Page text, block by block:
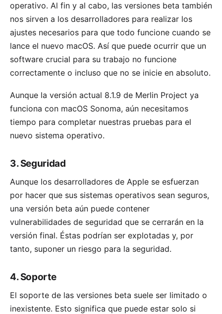
operativo. Al fin y al cabo, las versiones beta también
nos sirven a los desarrolladores para realizar los
ajustes necesarios para que todo funcione cuando se
lance el nuevo macOS. Así que puede ocurrir que un
software crucial para su trabajo no funcione
correctamente o incluso que no se inicie en absoluto.
Aunque la versión actual 8.1.9 de Merlin Project ya
funciona con macOS Sonoma, aún necesitamos
tiempo para completar nuestras pruebas para el
nuevo sistema operativo.
3. Seguridad
Aunque los desarrolladores de Apple se esfuerzan
por hacer que sus sistemas operativos sean seguros,
una versión beta aún puede contener
vulnerabilidades de seguridad que se cerrarán en la
versión final. Éstas podrían ser explotadas y, por
tanto, suponer un riesgo para la seguridad.
4. Soporte
El soporte de las versiones beta suele ser limitado o
inexistente. Esto significa que puede estar solo si